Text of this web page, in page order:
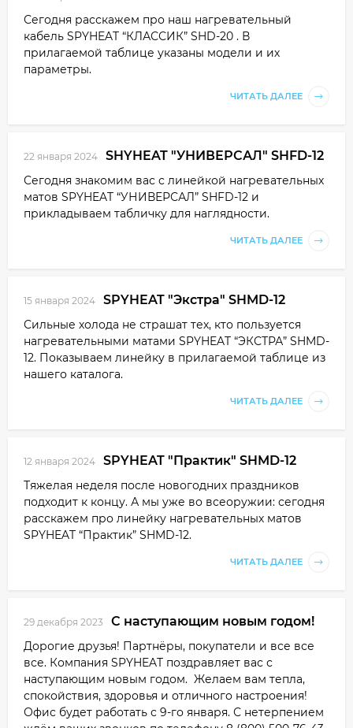
Сегодня расскажем про наш нагревательный
кабель SPYHEAT “КЛАССИК” SHD-20 . В
прилагаемой таблице указаны модели и их
параметры.
ЧИТАТЬ ДАЛЕЕ
22 января 2024 SHYHEAT "УНИВЕРСАЛ" SHFD-12
Сегодня знакомим вас с линейкой нагревательных
матов SPYHEAT “УНИВЕРСАЛ” SHFD-12 и
прикладываем табличку для наглядности.
ЧИТАТЬ ДАЛЕЕ
15 января 2024 SPYHEAT "Экстра" SHMD-12
Сильные холода не страшат тех, кто пользуется
нагревательными матами SPYHEAT “ЭКСТРА” SHMD-
12. Показываем линейку в прилагаемой таблице из
нашего каталога.
ЧИТАТЬ ДАЛЕЕ
12 января 2024 SPYHEAT "Практик" SHMD-12
Тяжелая неделя после новогодних праздников
подходит к концу. А мы уже во всеоружии: сегодня
расскажем про линейку нагревательных матов
SPYHEAT “Практик” SHMD-12.
ЧИТАТЬ ДАЛЕЕ
29 декабря 2023 С наступающим новым годом!
Дорогие друзья! Партнёры, покупатели и все все
все. Компания SPYHEAT поздравляет вас с
наступающим новым годом. Желаем вам тепла,
спокойствия, здоровья и отличного настроения!
Офис будет работать с 9-го января. С нетерпением